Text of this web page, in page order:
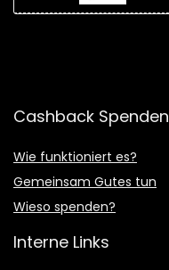
Cashback Spenden
Wie funktioniert es?
Gemeinsam Gutes tun
Wieso spenden?
Interne Links